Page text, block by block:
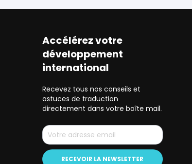
Accélérez votre
développement
international
Recevez tous nos conseils et
astuces de traduction
directement dans votre boîte mail.